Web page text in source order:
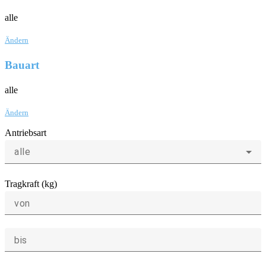
alle
Ändern
Bauart
alle
Ändern
Antriebsart
alle
Tragkraft (kg)
von
bis